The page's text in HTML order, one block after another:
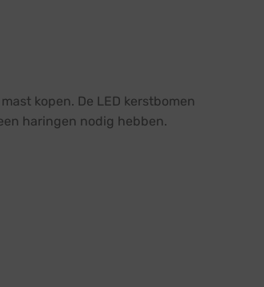
kopen. De LED kerstbomen
haringen nodig hebben.